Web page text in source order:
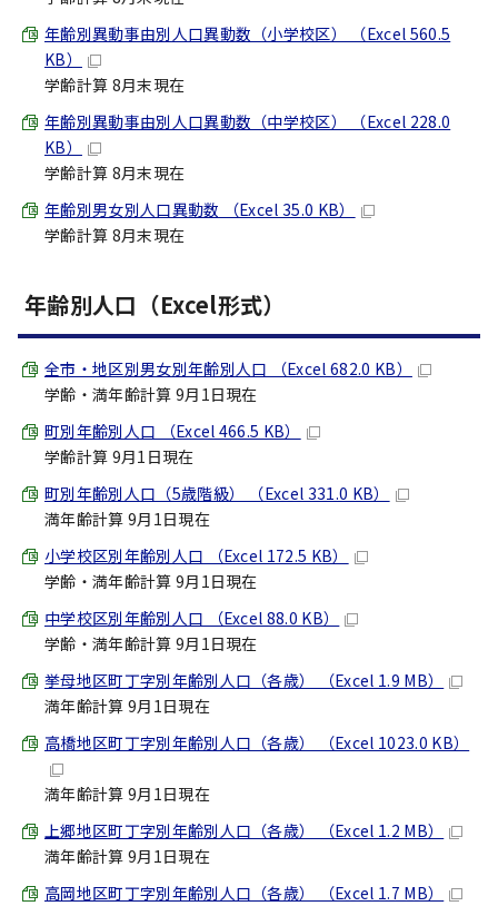
年齢別異動事由別人口異動数（小学校区） （Excel 560.5
KB）
学齢計算 8月末現在
年齢別異動事由別人口異動数（中学校区） （Excel 228.0
KB）
学齢計算 8月末現在
年齢別男女別人口異動数 （Excel 35.0 KB）
学齢計算 8月末現在
年齢別人口（Excel形式）
全市・地区別男女別年齢別人口 （Excel 682.0 KB）
学齢・満年齢計算 9月1日現在
町別年齢別人口 （Excel 466.5 KB）
学齢計算 9月1日現在
町別年齢別人口（5歳階級） （Excel 331.0 KB）
満年齢計算 9月1日現在
小学校区別年齢別人口 （Excel 172.5 KB）
学齢・満年齢計算 9月1日現在
中学校区別年齢別人口 （Excel 88.0 KB）
学齢・満年齢計算 9月1日現在
挙母地区町丁字別年齢別人口（各歳） （Excel 1.9 MB）
満年齢計算 9月1日現在
高橋地区町丁字別年齢別人口（各歳） （Excel 1023.0 KB）
満年齢計算 9月1日現在
上郷地区町丁字別年齢別人口（各歳） （Excel 1.2 MB）
満年齢計算 9月1日現在
高岡地区町丁字別年齢別人口（各歳） （Excel 1.7 MB）